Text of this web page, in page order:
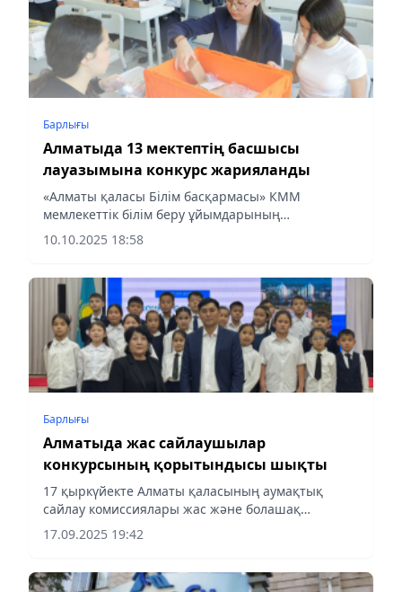
Барлығы
Алматыда 13 мектептің басшысы
лауазымына конкурс жарияланды
«Алматы қаласы Білім басқармасы» КММ
мемлекеттік білім беру ұйымдарының
басшыларының бос лауазымдық орындарына
конкурс жариялайды:
10.10.2025 18:58
Барлығы
Алматыда жас сайлаушылар
конкурсының қорытындысы шықты
17 қыркүйекте Алматы қаласының аумақтық
сайлау комиссиялары жас және болашақ
сайлаушыларға арналған эсселер, суреттер мен
бейнероликтердің тақырыптық конкурстарын
17.09.2025 19:42